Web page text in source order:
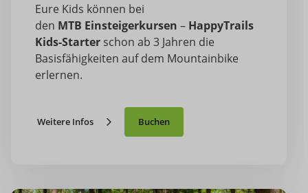
Eure Kids können bei
den MTB Einsteigerkursen – HappyTrails
Kids-Starterschon ab 3 Jahren die
Basisfähigkeiten auf dem Mountainbike
erlernen.
Weitere Infos Buchen